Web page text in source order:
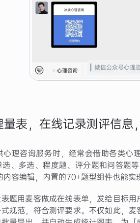
微信公众号心理
表，在线记录测评信息
心理咨询服务时，经常会借助各类
、多选、程度题、评分题和问答题
容编辑，内置的70+题型组件也能实
题用麦客做成在线表单，发给目标
规范，符合测评要求。不仅如此，